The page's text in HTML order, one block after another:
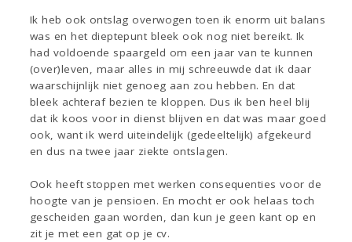
Ik heb ook ontslag overwogen toen ik enorm uit balans
was en het dieptepunt bleek ook nog niet bereikt. Ik
had voldoende spaargeld om een jaar van te kunnen
(over)leven, maar alles in mij schreeuwde dat ik daar
waarschijnlijk niet genoeg aan zou hebben. En dat
bleek achteraf bezien te kloppen. Dus ik ben heel blij
dat ik koos voor in dienst blijven en dat was maar goed
ook, want ik werd uiteindelijk (gedeeltelijk) afgekeurd
en dus na twee jaar ziekte ontslagen.
Ook heeft stoppen met werken consequenties voor de
hoogte van je pensioen. En mocht er ook helaas toch
gescheiden gaan worden, dan kun je geen kant op en
zit je met een gat op je cv.